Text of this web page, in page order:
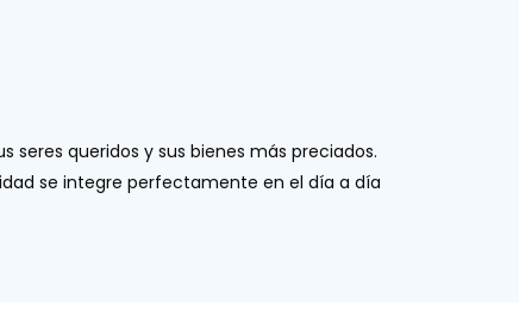
queridos y sus bienes más preciados.
se integre perfectamente en el día a día